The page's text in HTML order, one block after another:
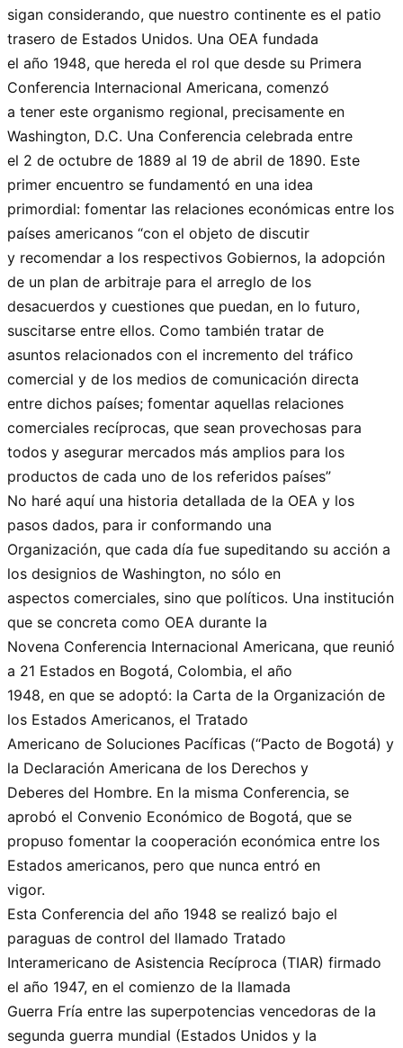
sigan considerando, que nuestro continente es el patio
trasero de Estados Unidos. Una OEA fundada
el año 1948, que hereda el rol que desde su Primera
Conferencia Internacional Americana, comenzó
a tener este organismo regional, precisamente en
Washington, D.C. Una Conferencia celebrada entre
el 2 de octubre de 1889 al 19 de abril de 1890. Este
primer encuentro se fundamentó en una idea
primordial: fomentar las relaciones económicas entre los
países americanos “con el objeto de discutir
y recomendar a los respectivos Gobiernos, la adopción
de un plan de arbitraje para el arreglo de los
desacuerdos y cuestiones que puedan, en lo futuro,
suscitarse entre ellos. Como también tratar de
asuntos relacionados con el incremento del tráfico
comercial y de los medios de comunicación directa
entre dichos países; fomentar aquellas relaciones
comerciales recíprocas, que sean provechosas para
todos y asegurar mercados más amplios para los
productos de cada uno de los referidos países”
No haré aquí una historia detallada de la OEA y los
pasos dados, para ir conformando una
Organización, que cada día fue supeditando su acción a
los designios de Washington, no sólo en
aspectos comerciales, sino que políticos. Una institución
que se concreta como OEA durante la
Novena Conferencia Internacional Americana, que reunió
a 21 Estados en Bogotá, Colombia, el año
1948, en que se adoptó: la Carta de la Organización de
los Estados Americanos, el Tratado
Americano de Soluciones Pacíficas (“Pacto de Bogotá) y
la Declaración Americana de los Derechos y
Deberes del Hombre. En la misma Conferencia, se
aprobó el Convenio Económico de Bogotá, que se
propuso fomentar la cooperación económica entre los
Estados americanos, pero que nunca entró en
vigor.
Esta Conferencia del año 1948 se realizó bajo el
paraguas de control del llamado Tratado
Interamericano de Asistencia Recíproca (TIAR) firmado
el año 1947, en el comienzo de la llamada
Guerra Fría entre las superpotencias vencedoras de la
segunda guerra mundial (Estados Unidos y la